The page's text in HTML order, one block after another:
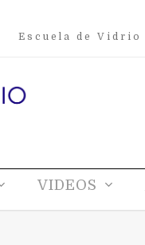
Escuela de Vidrio
VIDEOS